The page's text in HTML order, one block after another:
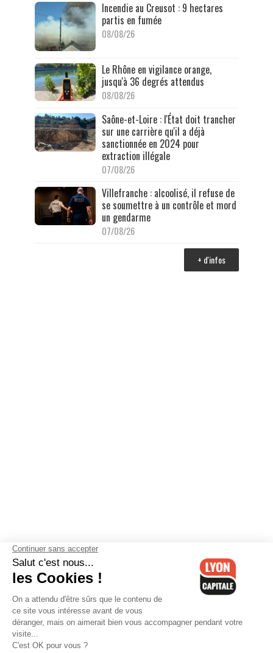
Incendie au Creusot : 9 hectares
partis en fumée
08/08/26
Le Rhône en vigilance orange,
jusqu'à 36 degrés attendus
08/08/26
Saône-et-Loire : l'État doit trancher
sur une carrière qu'il a déjà
sanctionnée en 2024 pour
extraction illégale
07/08/26
Villefranche : alcoolisé, il refuse de
se soumettre à un contrôle et mord
un gendarme
07/08/26
+ d'infos